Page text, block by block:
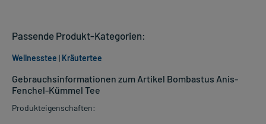
Gebrauchsinformationen zum Artikel Bombastus Anis-
Fenchel-Kümmel Tee
Produkteigenschaften:
Passende Produkt-Kategorien:
Wellnesstee | Kräutertee